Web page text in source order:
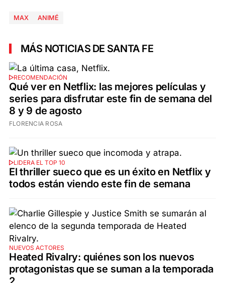
MAX ANIMÉ
MÁS NOTICIAS DE SANTA FE
RECOMENDACIÓN
Qué ver en Netflix: las mejores películas y
series para disfrutar este fin de semana del
8 y 9 de agosto
FLORENCIA ROSA
LIDERA EL TOP 10
El thriller sueco que es un éxito en Netflix y
todos están viendo este fin de semana
NUEVOS ACTORES
Heated Rivalry: quiénes son los nuevos
protagonistas que se suman a la temporada